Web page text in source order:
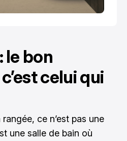
le bon
celui qui
ce n’est pas une
une salle de bain où